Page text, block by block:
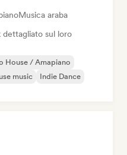
Musica araba
dettagliato sul loro
House / Amapiano
music
Indie Dance